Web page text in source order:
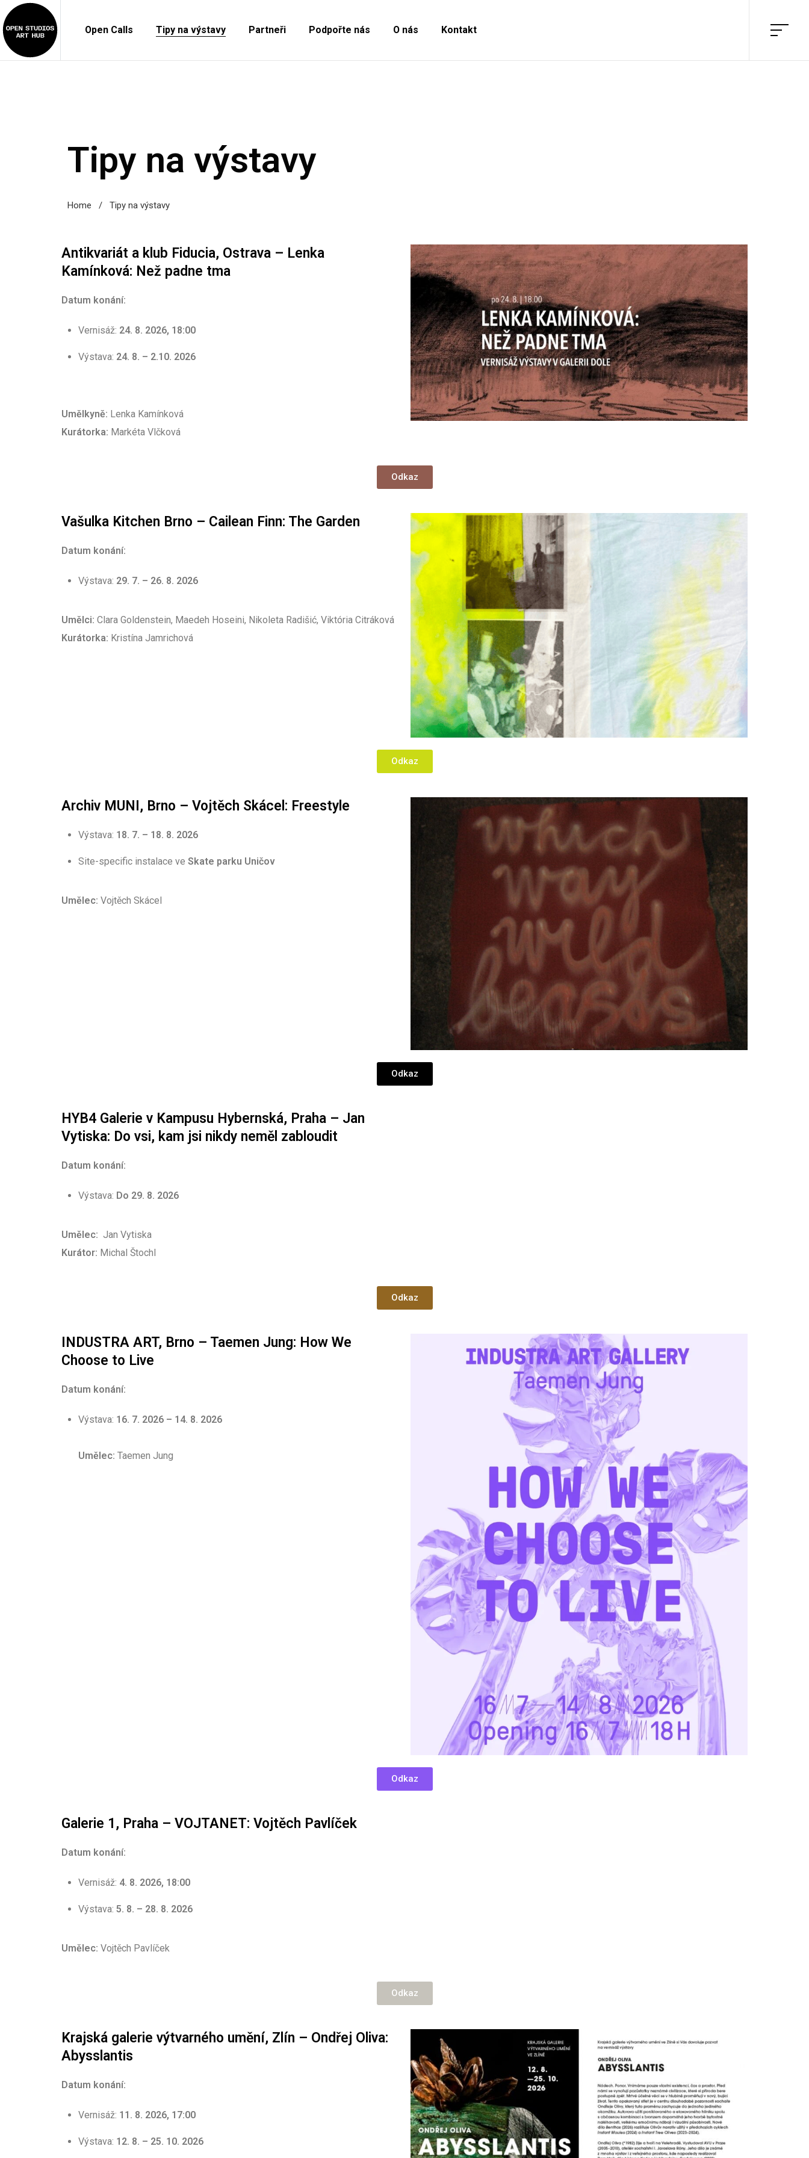
Open Calls Tipy na výstavy Partneři Podpořte nás O nás Kontakt
Tipy na výstavy
Home / Tipy na výstavy
Antikvariát a klub Fiducia, Ostrava – Lenka
Kamínková: Než padne tma
Datum konání:
Vernisáž: 24. 8. 2026, 18:00
Výstava: 24. 8. – 2.10. 2026
Umělkyně: Lenka Kamínková
Kurátorka: Markéta Vlčková
Odkaz
Vašulka Kitchen Brno – Cailean Finn: The Garden
Datum konání:
Výstava: 29. 7. – 26. 8. 2026
Umělci: Clara Goldenstein, Maedeh Hoseini, Nikoleta Radišić, Viktória Citráková
Kurátorka: Kristína Jamrichová
Odkaz
Archiv MUNI, Brno – Vojtěch Skácel: Freestyle
Výstava: 18. 7. – 18. 8. 2026
Site-specific instalace ve Skate parku Uničov
Umělec: Vojtěch Skácel
Odkaz
HYB4 Galerie v Kampusu Hybernská, Praha – Jan
Vytiska: Do vsi, kam jsi nikdy neměl zabloudit
Datum konání:
Výstava: Do 29. 8. 2026
Umělec: Jan Vytiska
Kurátor: Michal Štochl
Odkaz
INDUSTRA ART, Brno – Taemen Jung: How We
Choose to Live
Datum konání:
Výstava: 16. 7. 2026 – 14. 8. 2026
Umělec: Taemen Jung
Odkaz
Galerie 1, Praha – VOJTANET: Vojtěch Pavlíček
Datum konání:
Vernisáž: 4. 8. 2026, 18:00
Výstava: 5. 8. – 28. 8. 2026
Umělec: Vojtěch Pavlíček
Odkaz
Krajská galerie výtvarného umění, Zlín – Ondřej Oliva:
Abysslantis
Datum konání:
Vernisáž: 11. 8. 2026, 17:00
Výstava: 12. 8. – 25. 10. 2026